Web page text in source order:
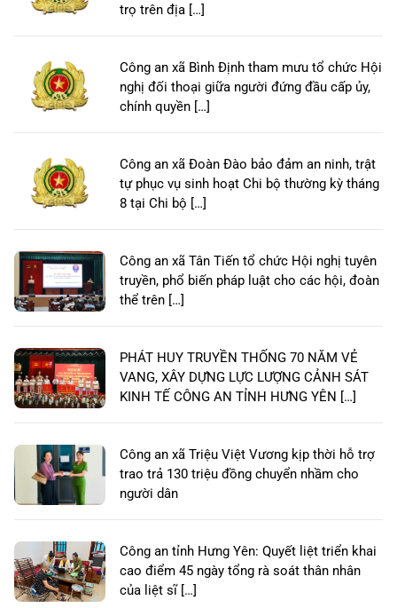
trọ trên địa […]
Công an xã Bình Định tham mưu tổ chức Hội
nghị đối thoại giữa người đứng đầu cấp ủy,
chính quyền […]
Công an xã Đoàn Đào bảo đảm an ninh, trật
tự phục vụ sinh hoạt Chi bộ thường kỳ tháng
8 tại Chi bộ […]
Công an xã Tân Tiến tổ chức Hội nghị tuyên
truyền, phổ biến pháp luật cho các hội, đoàn
thể trên […]
PHÁT HUY TRUYỀN THỐNG 70 NĂM VẺ
VANG, XÂY DỰNG LỰC LƯỢNG CẢNH SÁT
KINH TẾ CÔNG AN TỈNH HƯNG YÊN […]
Công an xã Triệu Việt Vương kịp thời hỗ trợ
trao trả 130 triệu đồng chuyển nhầm cho
người dân
Công an tỉnh Hưng Yên: Quyết liệt triển khai
cao điểm 45 ngày tổng rà soát thân nhân
của liệt sĩ […]